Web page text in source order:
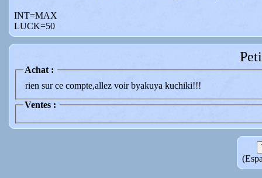
INT=MAX
LUCK=50
Achat :
rien sur ce compte,allez voir byakuya kuchiki!!!
Ventes :